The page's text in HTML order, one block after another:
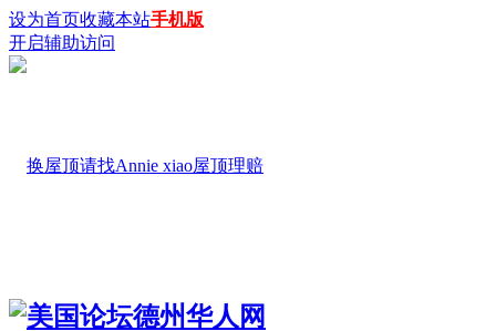
设为首页收藏本站手机版
开启辅助访问